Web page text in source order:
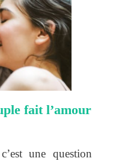
fait l’amour
une question